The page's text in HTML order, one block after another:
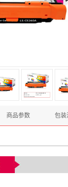
商品参数 包装